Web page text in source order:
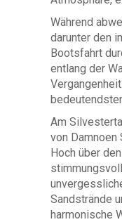
Während
darunter den
Bootsfahrt
entlang der
Am
von
Hoch über
Sandstrände
harmonische